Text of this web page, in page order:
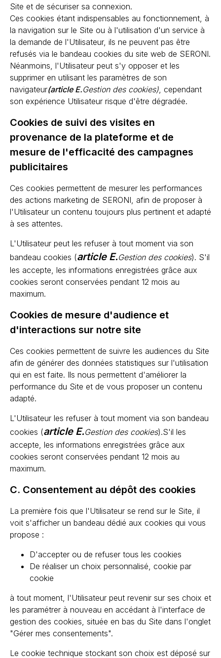
Site et de sécuriser sa connexion.
Ces cookies étant indispensables au fonctionnement, à
la navigation sur le Site ou à l'utilisation d'un service à
la demande de l'Utilisateur, ils ne peuvent pas être
refusés via le bandeau cookies du site web de SERONI.
Néanmoins, l'Utilisateur peut s'y opposer et les
supprimer en utilisant les paramètres de son
navigateur(article E.Gestion des cookies), cependant
son expérience Utilisateur risque d'être dégradée.
Cookies de suivi des visites en
provenance de la plateforme et de
mesure de l'efficacité des campagnes
publicitaires
Ces cookies permettent de mesurer les performances
des actions marketing de SERONI, afin de proposer à
l'Utilisateur un contenu toujours plus pertinent et adapté
à ses attentes.
L'Utilisateur peut les refuser à tout moment via son
bandeau cookies (article E.Gestion des cookies). S'il
les accepte, les informations enregistrées grâce aux
cookies seront conservées pendant 12 mois au
maximum.
Cookies de mesure d'audience et
d'interactions sur notre site
Ces cookies permettent de suivre les audiences du Site
afin de générer des données statistiques sur l'utilisation
qui en est faite. Ils nous permettent d'améliorer la
performance du Site et de vous proposer un contenu
adapté.
L'Utilisateur les refuser à tout moment via son bandeau
cookies (article E.Gestion des cookies).S'il les
accepte, les informations enregistrées grâce aux
cookies seront conservées pendant 12 mois au
maximum.
C. Consentement au dépôt des cookies
La première fois que l'Utilisateur se rend sur le Site, il
voit s'afficher un bandeau dédié aux cookies qui vous
propose :
D'accepter ou de refuser tous les cookies
De réaliser un choix personnalisé, cookie par
cookie
à tout moment, l'Utilisateur peut revenir sur ses choix et
les paramétrer à nouveau en accédant à l'interface de
gestion des cookies, située en bas du Site dans l'onglet
"Gérer mes consentements".
Le cookie technique stockant son choix est déposé sur